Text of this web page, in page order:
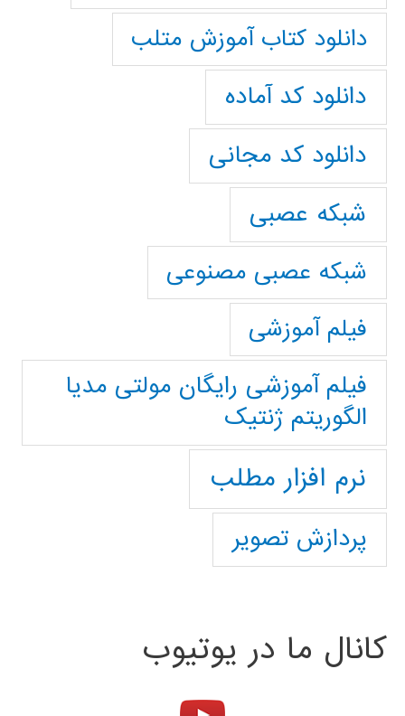
دانلود کتاب آموزش متلب
دانلود کد آماده
دانلود کد مجانی
شبکه عصبی
شبکه عصبی مصنوعی
فیلم آموزشی
فیلم آموزشی رایگان مولتی مدیا
الگوریتم ژنتیک
نرم افزار مطلب
پردازش تصویر
کانال ما در یوتیوب